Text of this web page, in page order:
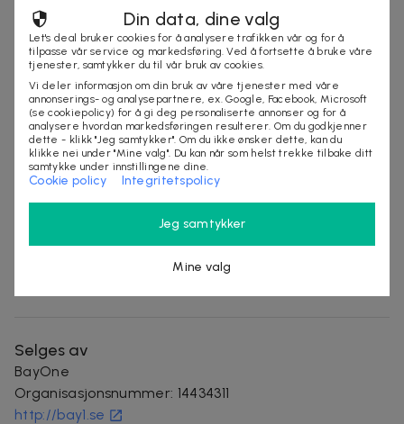
Frakt kommer i tillegg
Leveringstid: 10 -14 arbeidsdager
Mer om produktet
Blått lysblokkerende lesebriller i styrker +1.00D til
+4.00D. Blokkerer effektivt skadelig blått lys fra
elektroniske enheter.
Størrelse:
Rammehøyde 30 mm
Selges av
BayOne
Organisasjonsnummer: 14434311
http://bay1.se
Din data, dine valg
Let's deal bruker cookies for å analysere trafikken vår og for å
tilpasse vår service og markedsføring. Ved å fortsette å bruke våre
tjenester, samtykker du til vår bruk av cookies.
Vi deler informasjon om din bruk av våre tjenester med våre
annonserings- og analysepartnere, ex. Google, Facebook, Microsoft
(se cookiepolicy) for å gi deg personaliserte annonser og for å
analysere hvordan markedsføringen resulterer. Om du godkjenner
dette - klikk "Jeg samtykker". Om du ikke ønsker dette, kan du
klikke nei under "Mine valg". Du kan når som helst trekke tilbake ditt
samtykke under innstillingene dine.
Cookie policy Integritetspolicy
Jeg samtykker
Mine valg